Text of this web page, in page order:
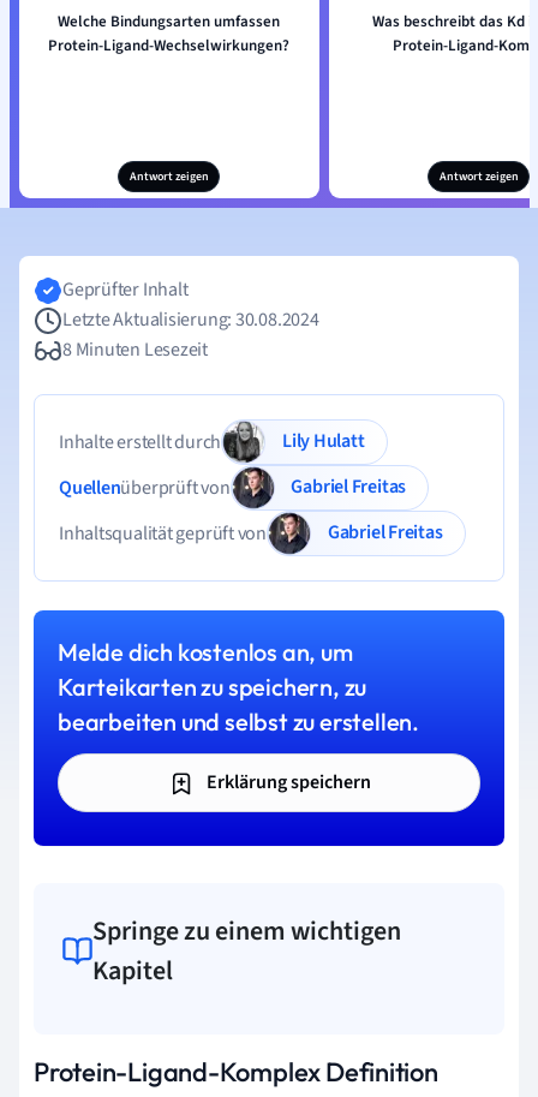
Welche Bindungsarten umfassen
Protein-Ligand-Wechselwirkungen?
Antwort zeigen
Was beschreibt das Kd
Protein-Ligand-
Antwort zeigen
Geprüfter Inhalt
Letzte Aktualisierung: 30.08.2024
8 Minuten Lesezeit
Inhalte erstellt durch
Lily Hulatt
Quellenüberprüft von
Gabriel Freitas
Inhaltsqualität geprüft von
Gabriel Freitas
Melde dich kostenlos an, um
Karteikarten zu speichern, zu
bearbeiten und selbst zu erstellen.
Erklärung speichern
Springe zu einem wichtigen
Kapitel
Protein-Ligand-Komplex Definition